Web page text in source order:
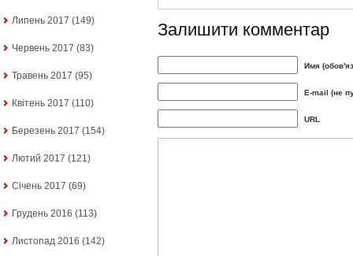
Липень 2017 (149)
Червень 2017 (83)
Травень 2017 (95)
Квітень 2017 (110)
Березень 2017 (154)
Лютий 2017 (121)
Січень 2017 (69)
Грудень 2016 (113)
Листопад 2016 (142)
Залишити комментар
Имя
E-mail (не
URL